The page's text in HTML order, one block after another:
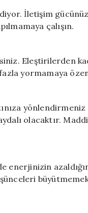
İletişim
çalışın.
Eleştirilerden
yormamaya
olacaktır.
enerjinizin